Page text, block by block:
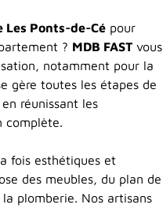
Ponts-de-Cé pour
? MDB FAST vous
notamment pour la
gère toutes les étapes de
réunissant les
complète.
fois esthétiques et
des meubles, du plan de
plomberie. Nos artisans